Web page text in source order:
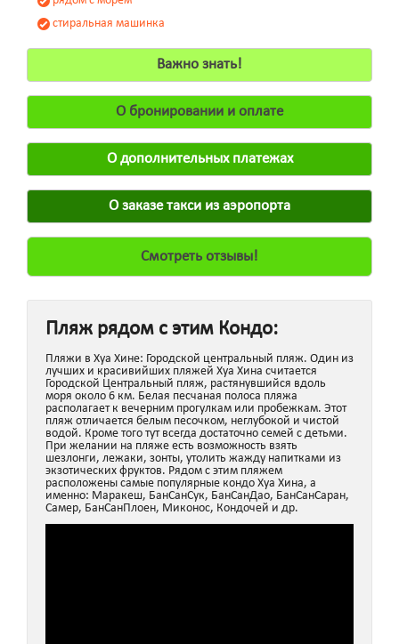
стиральная машинка
Важно знать!
О бронировании и оплате
О дополнительных платежах
О заказе такси из аэропорта
Смотреть отзывы!
Пляж рядом с этим Кондо:
Пляжи в Хуа Хине: Городской центральный пляж. Один из
лучших и красивийших пляжей Хуа Хина считается
Городской Центральный пляж, растянувшийся вдоль
моря около 6 км. Белая песчаная полоса пляжа
располагает к вечерним прогулкам или пробежкам. Этот
пляж отличается белым песочком, неглубокой и чистой
водой. Кроме того тут всегда достаточно семей с детьми.
При желании на пляже есть возможность взять
шезлонги, лежаки, зонты, утолить жажду напитками из
экзотических фруктов. Рядом с этим пляжем
расположены самые популярные кондо Хуа Хина, а
именно: Маракеш, БанСанСук, БанСанДао, БанСанСаран,
Самер, БанСанПлоен, Миконос, Кондочей и др.